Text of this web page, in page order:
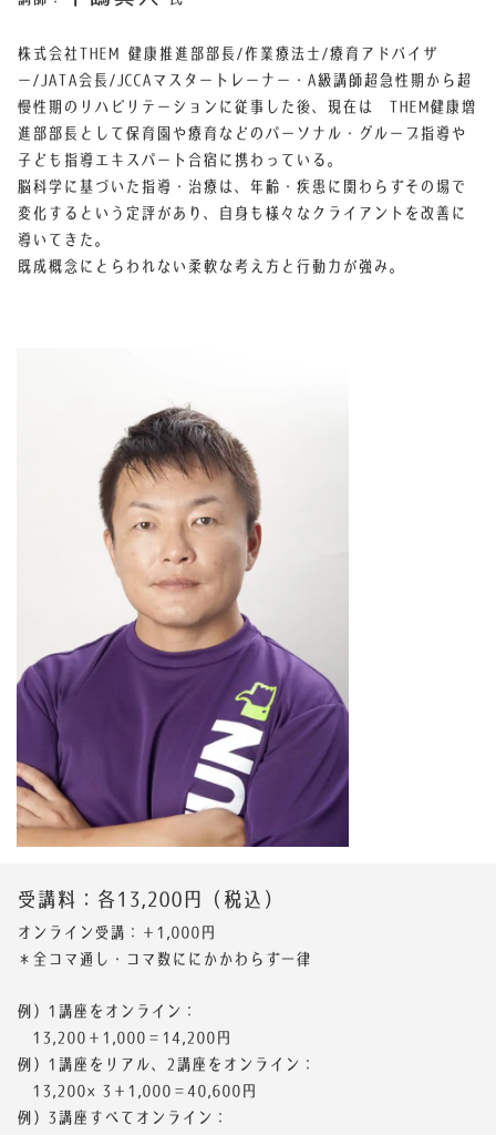
株式会社THEM 健康推進部部長/作業療法士/療育アドバイザ
ー/JATA会長/JCCAマスタートレーナー・A級講師超急性期から超
慢性期のリハビリテーションに従事した後、現在は㈱THEM健康増
進部部長として保育園や療育などのパーソナル・グループ指導や
子ども指導エキスパート合宿に携わっている。
脳科学に基づいた指導・治療は、年齢・疾患に関わらずその場で
変化するという定評があり、自身も様々なクライアントを改善に
導いてきた。
既成概念にとらわれない柔軟な考え方と行動力が強み。
受講料：各13,200円（税込）
オンライン受講：＋1,000円
＊全コマ通し・コマ数ににかかわらず一律
例）1講座をオンライン：
13,200＋1,000＝14,200円
例）1講座をリアル、2講座をオンライン：
13,200×3＋1,000＝40,600円
例）3講座すべてオンライン：